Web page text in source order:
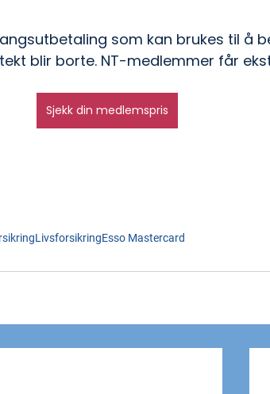
som kan brukes til å
blir borte. NT-medlemmer får
Sjekk din medlemspris
LivsforsikringEsso Mastercard